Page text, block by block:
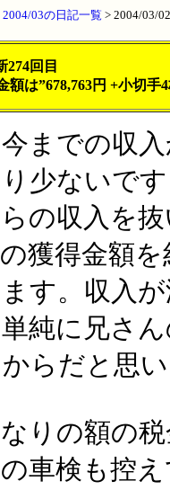
2004/03の日記一覧 > 2004/03/
274回目
額は”678,763円 +小切手
までの収
少ないで
の収入を
獲得金額を
す。収入
純に兄さ
らだと思
りの額の
車検も控